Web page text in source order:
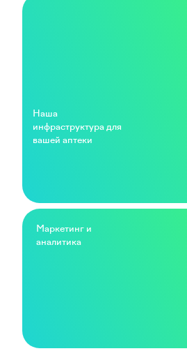
Наша
инфраструктура для
вашей аптеки
Маркетинг и
аналитика